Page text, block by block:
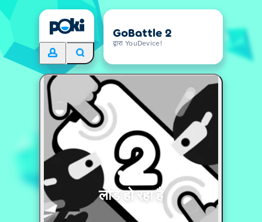
GoBattle 2
द्वारा YouDevice!
लोड हो रहा है